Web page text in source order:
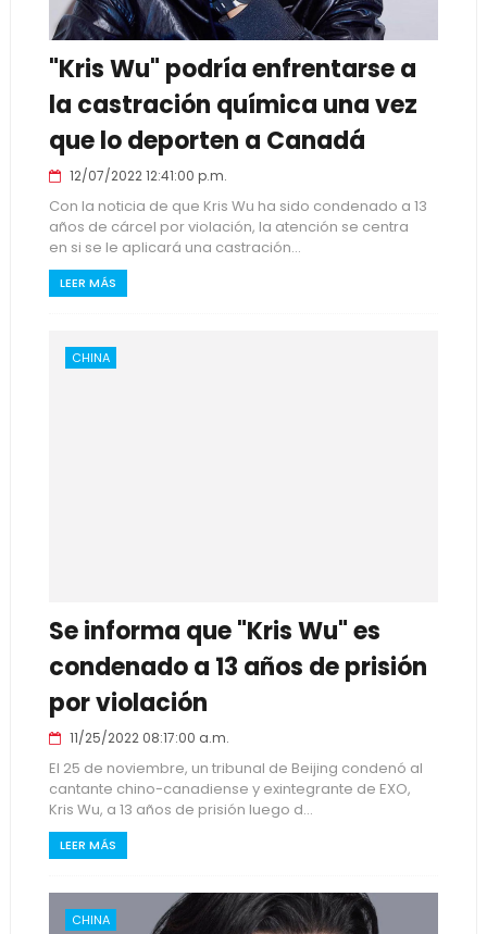
"Kris Wu" podría enfrentarse a
la castración química una vez
que lo deporten a Canadá
12/07/2022 12:41:00 p.m.
Con la noticia de que Kris Wu ha sido condenado a 13
años de cárcel por violación, la atención se centra
en si se le aplicará una castración...
LEER MÁS
CHINA
Se informa que "Kris Wu" es
condenado a 13 años de prisión
por violación
11/25/2022 08:17:00 a.m.
El 25 de noviembre, un tribunal de Beijing condenó al
cantante chino-canadiense y exintegrante de EXO,
Kris Wu, a 13 años de prisión luego d...
LEER MÁS
CHINA